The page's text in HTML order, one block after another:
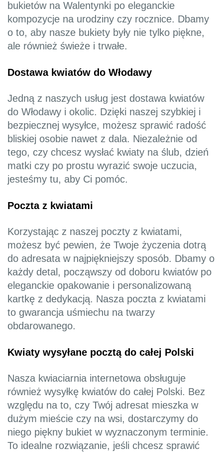
bukietów na Walentynki po eleganckie
kompozycje na urodziny czy rocznice. Dbamy
o to, aby nasze bukiety były nie tylko piękne,
ale również świeże i trwałe.
Dostawa kwiatów do Włodawy
Jedną z naszych usług jest dostawa kwiatów
do Włodawy i okolic. Dzięki naszej szybkiej i
bezpiecznej wysyłce, możesz sprawić radość
bliskiej osobie nawet z dala. Niezależnie od
tego, czy chcesz wysłać kwiaty na ślub, dzień
matki czy po prostu wyrazić swoje uczucia,
jesteśmy tu, aby Ci pomóc.
Poczta z kwiatami
Korzystając z naszej poczty z kwiatami,
możesz być pewien, że Twoje życzenia dotrą
do adresata w najpiękniejszy sposób. Dbamy o
każdy detal, począwszy od doboru kwiatów po
eleganckie opakowanie i personalizowaną
kartkę z dedykacją. Nasza poczta z kwiatami
to gwarancja uśmiechu na twarzy
obdarowanego.
Kwiaty wysyłane pocztą do całej Polski
Nasza kwiaciarnia internetowa obsługuje
również wysyłkę kwiatów do całej Polski. Bez
względu na to, czy Twój adresat mieszka w
dużym mieście czy na wsi, dostarczymy do
niego piękny bukiet w wyznaczonym terminie.
To idealne rozwiązanie, jeśli chcesz sprawić